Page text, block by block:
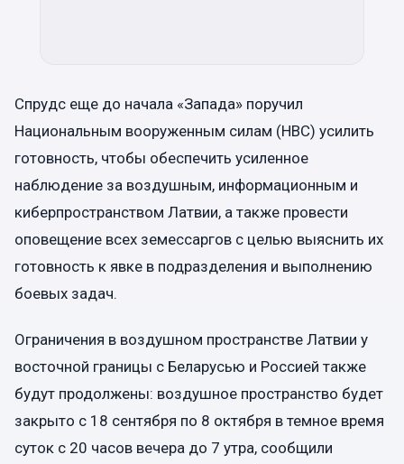
Спрудс еще до начала «Запада» поручил
Национальным вооруженным силам (НВС) усилить
готовность, чтобы обеспечить усиленное
наблюдение за воздушным, информационным и
киберпространством Латвии, а также провести
оповещение всех земессаргов с целью выяснить их
готовность к явке в подразделения и выполнению
боевых задач.
Ограничения в воздушном пространстве Латвии у
восточной границы с Беларусью и Россией также
будут продолжены: воздушное пространство будет
закрыто с 18 сентября по 8 октября в темное время
суток с 20 часов вечера до 7 утра, сообщили